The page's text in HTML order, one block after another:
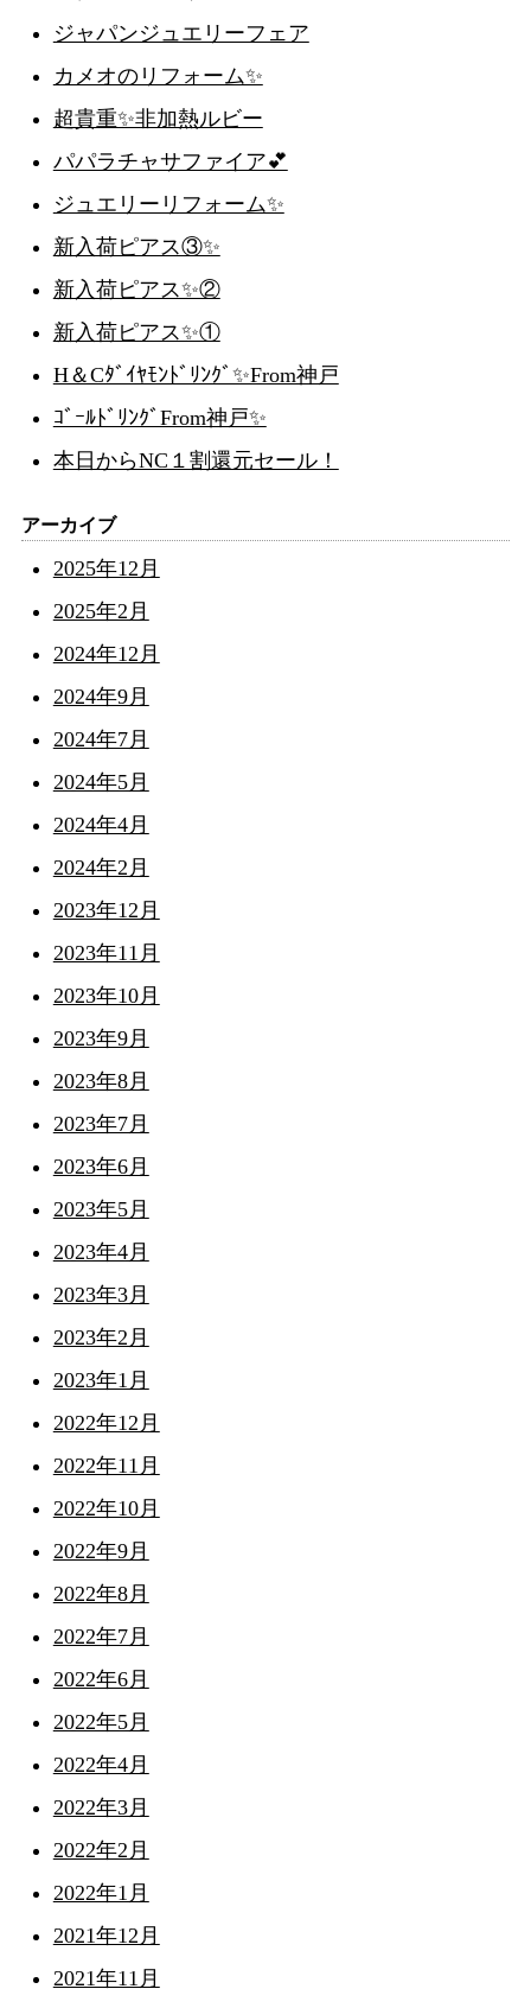
ジャパンジュエリーフェア
カメオのリフォーム✨
超貴重✨非加熱ルビー
パパラチャサファイア💕
ジュエリーリフォーム✨
新入荷ピアス③✨
新入荷ピアス✨②
新入荷ピアス✨①
H＆Cﾀﾞｲﾔﾓﾝﾄﾞﾘﾝｸﾞ✨From神戸
ｺﾞｰﾙﾄﾞﾘﾝｸﾞFrom神戸✨
本日からNC１割還元セール！
アーカイブ
2025年12月
2025年2月
2024年12月
2024年9月
2024年7月
2024年5月
2024年4月
2024年2月
2023年12月
2023年11月
2023年10月
2023年9月
2023年8月
2023年7月
2023年6月
2023年5月
2023年4月
2023年3月
2023年2月
2023年1月
2022年12月
2022年11月
2022年10月
2022年9月
2022年8月
2022年7月
2022年6月
2022年5月
2022年4月
2022年3月
2022年2月
2022年1月
2021年12月
2021年11月